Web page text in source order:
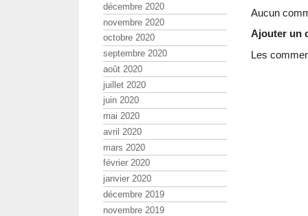
Aucun
Ajouter un
Les
décembre 2020
novembre 2020
octobre 2020
septembre 2020
août 2020
juillet 2020
juin 2020
mai 2020
avril 2020
mars 2020
février 2020
janvier 2020
décembre 2019
novembre 2019